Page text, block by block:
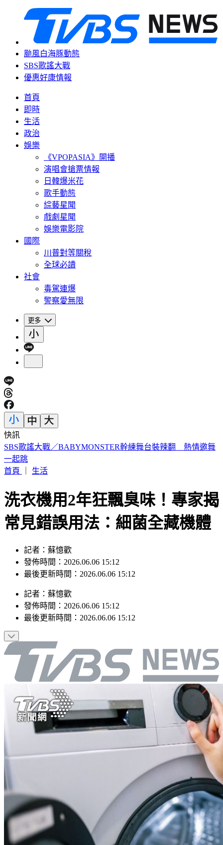
颱風白海豚動態
SBS歌謠大戰
優惠好康情報
首頁
即時
生活
政治
娛樂
《VPOPASIA》開播
演唱會搶票情報
日韓爆米花
歌手動態
綜藝星聞
戲劇星聞
娛樂電影院
國際
川普對等關稅
全球必讀
社會
毒駕連爆
警察愛無限
更多
快訊
19歲女大生「父親節提嬰屍報案」 涉殺人罪遭聲押
首頁｜
洗衣機用2年狂飄臭味！專家揭
常見錯誤用法：細菌全藏機體
發佈時間：2026.06.06 15:12
最後更新時間：2026.06.06 15:12
發佈時間：2026.06.06 15:12
最後更新時間：2026.06.06 15:12